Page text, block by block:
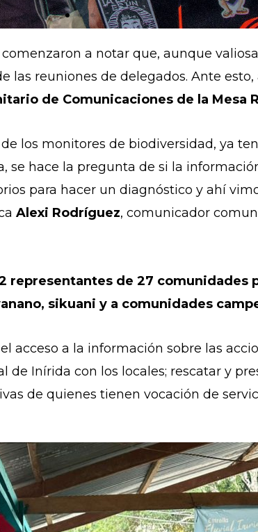
a notar que, aunque
reuniones de delegados. Ante
de Comunicaciones de la Mesa
los monitores de biodiversidad, ya
se hace la pregunta de si la
para hacer un diagnóstico y ahí
Alexi Rodríguez, comunicador
representantes de 27 comunidades
sikuani y a comunidades
acceso a la información sobre las
Inírida con los locales; rescatar y
de quienes tienen vocación de